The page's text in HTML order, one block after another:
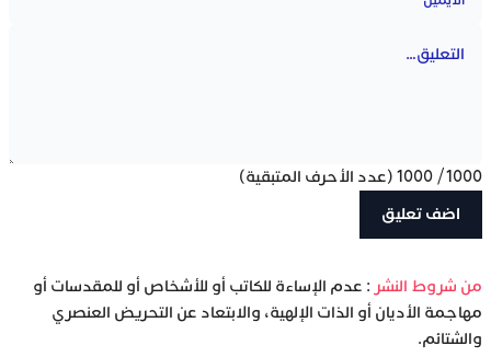
1000
/
1000 (عدد الأحرف المتبقية)
‫من شروط النشر : عدم الإساءة للكاتب أو للأشخاص أو للمقدسات أو
مهاجمة الأديان أو الذات الإلهية، والابتعاد عن التحريض العنصري
والشتائم.